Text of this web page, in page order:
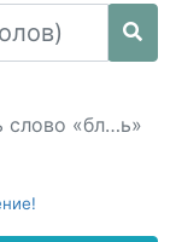
слово «бл…ь»